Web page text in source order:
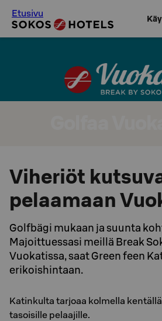
Etusivu
Viheriöt
pelaamaan
Golfbägi mukaan ja suunta
Majoittuessasi meillä Break
Vuokatissa, saat Green feen
erikoishintaan.
Katinkulta tarjoaa kolmella
tasoisille pelaajille.